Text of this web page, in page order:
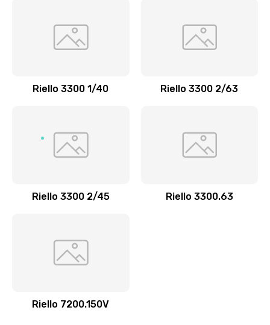
Riello 3300 1/40 Riello 3300 2/63
Riello 3300 2/45 Riello 3300.63
Riello 7200.150V